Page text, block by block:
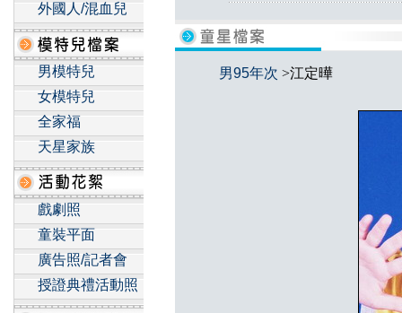
外國人/混血兒
男模特兒
女模特兒
全家福
天星家族
戲劇照
童裝平面
廣告照/記者會
授證典禮活動照
男95年次 >江定曄